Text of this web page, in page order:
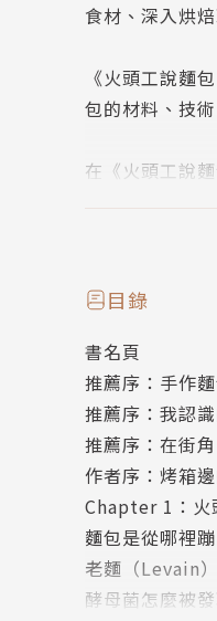
食材、深入烘
《火頭工說麵
包的材料、技
在《火頭工說
火頭工「說麵
訊，幫助讀者
火頭工「做麵
他打麵糰攪拌
是行不通的。
傅需要以一個
火頭工「吃麵
視，如何發展
目錄
書名頁
推薦序：手作
推薦序：我認
推薦序：在街
作者序：烤箱
Chapter 1：火
麵包是從哪裡
老麵（Levain
酵母菌怎麼被